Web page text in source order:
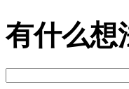
有什么想